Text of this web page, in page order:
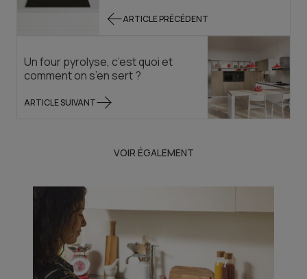
ARTICLE PRÉCÉDENT
Un four pyrolyse, c’est quoi et
comment on s’en sert ?
ARTICLE SUIVANT
VOIR ÉGALEMENT